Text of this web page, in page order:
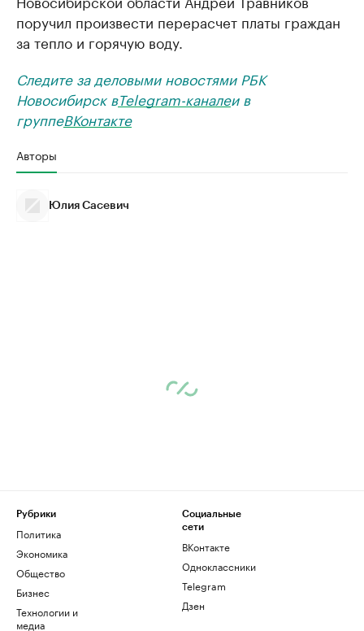
поручил произвести перерасчет платы граждан
за тепло и горячую воду.
Следите за деловыми новостями РБК
Новосибирск вTelegram-каналеи в
группеВКонтакте
Авторы
Юлия Сасевич
Рубрики
Политика
Экономика
Общество
Бизнес
Технологии и
медиа
Социальные
сети
ВКонтакте
Одноклассники
Telegram
Дзен